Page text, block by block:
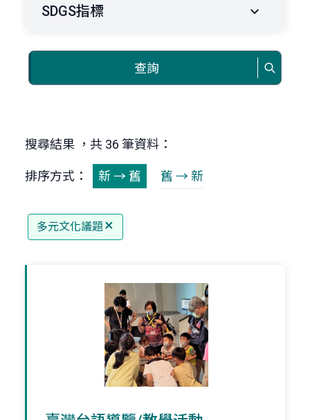
SDGS指標
查詢
搜尋結果 ，共 36 筆資料：
排序方式： 新 → 舊 舊 → 新
多元文化議題